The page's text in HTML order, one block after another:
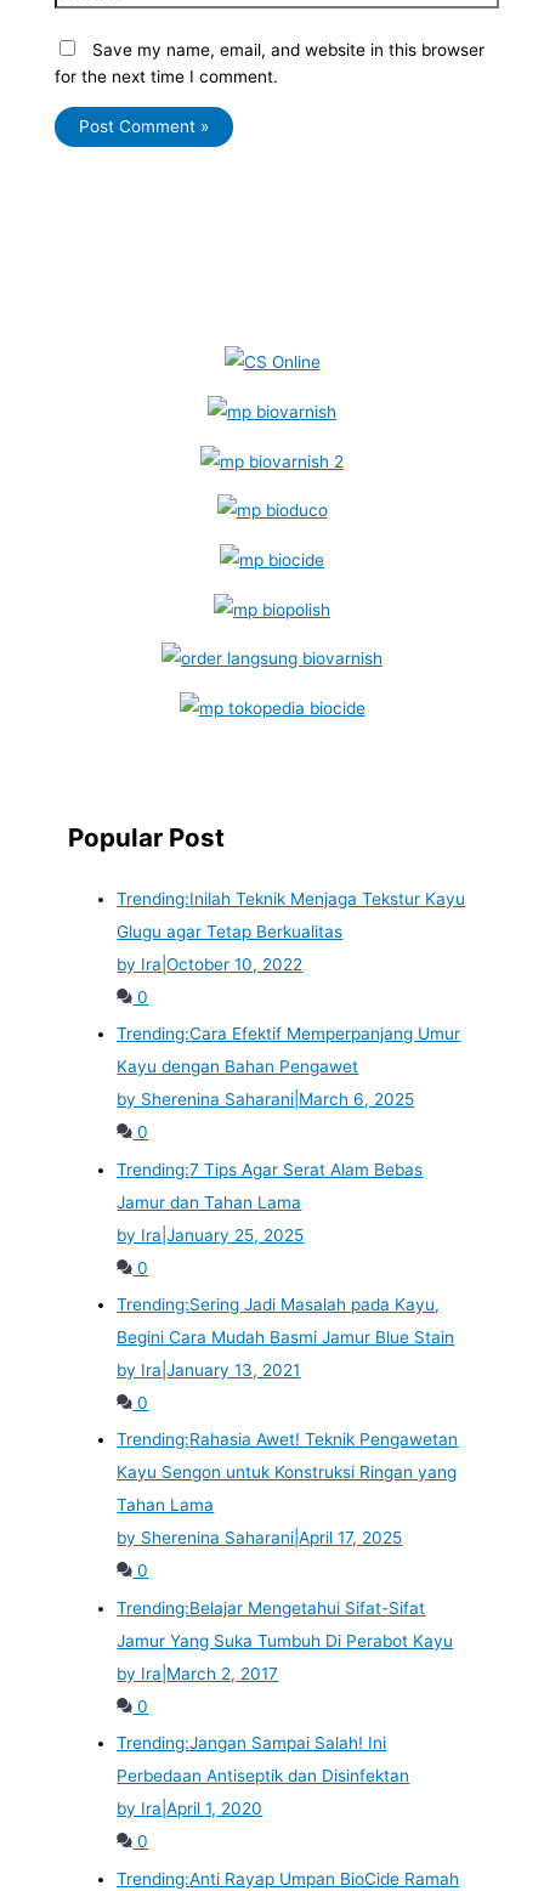
Save my name, email, and website in this browser
for the next time I comment.
Popular Post
Trending:Inilah Teknik Menjaga Tekstur Kayu
Glugu agar Tetap Berkualitas
by Ira |October 10, 2022
0
Trending:Cara Efektif Memperpanjang Umur
Kayu dengan Bahan Pengawet
by Sherenina Saharani March 6, 2025
0
Trending:7 Tips Agar Serat Alam Bebas
Jamur dan Tahan Lama
by Ira |January 25, 2025
0
Trending:Sering Jadi Masalah pada Kayu,
Begini Cara Mudah Basmi Jamur Blue Stain
by Ira |January 13, 2021
0
Trending:Rahasia Awet! Teknik Pengawetan
Kayu Sengon untuk Konstruksi Ringan yang
Tahan Lama
by Sherenina Saharani |April 17, 2025
0
Trending:Belajar Mengetahui Sifat-Sifat
Jamur Yang Suka Tumbuh Di Perabot Kayu
by Ira March 2, 2017
0
Trending:Jangan Sampai Salah! Ini
Perbedaan Antiseptik dan Disinfektan
by Ira |April 1, 2020
0
Trending:Anti Rayap Umpan BioCide Ramah